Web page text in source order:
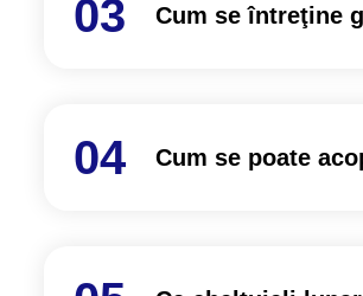
Cum se întreţine
Cum se poate